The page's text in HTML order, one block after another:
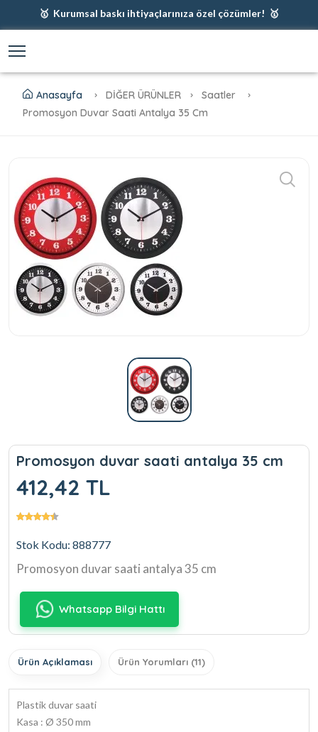
🥇 Kurumsal baskı ihtiyaçlarınıza özel çözümler! 🥇
🥇 Fiyatlarımıza baskı ve kargo dahildir! 🥇
Anasayfa DİĞER ÜRÜNLER
Saatler
Promosyon Duvar Saati Antalya 35 Cm
Promosyon duvar saati antalya 35 cm
412,42 TL
Stok Kodu: 888777
Promosyon duvar saati antalya 35 cm
Whatsapp Bilgi Hattı
Ürün Açıklaması Ürün Yorumları (11)
Plastik duvar saati
Kasa : Ø 350 mm